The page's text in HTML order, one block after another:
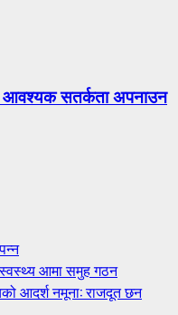
आवश्यक सतर्कता अपनाउन
आमा समुह गठन
आदर्श नमूना: राजदूत छन